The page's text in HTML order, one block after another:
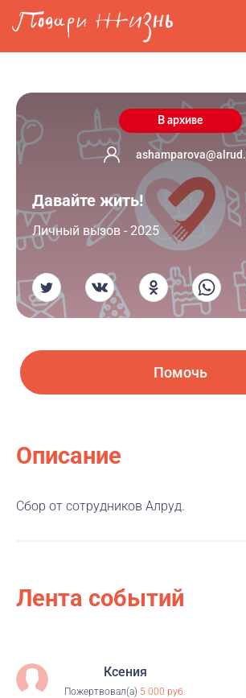
Перейти к основному содержанию
События
О нас
Вопросы
Войти
Регистрация
В архиве
Давайте жить!
Личный вызов - 2025
Помочь
Описание
Сбор от сотрудников Алруд.
Лента событий
Ксения
Пожертвовал(а) 5 000 руб.